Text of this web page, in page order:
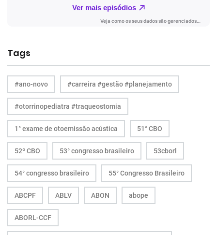
Tags
#ano-novo #carreira #gestão #planejamento
#otorrinopediatra #traqueostomia
1° exame de otoemissão acústica 51° CBO
52º CBO 53° congresso brasileiro 53cborl
54° congresso brasileiro 55° Congresso Brasileiro
ABCPF ABLV ABON abope
ABORL-CCF